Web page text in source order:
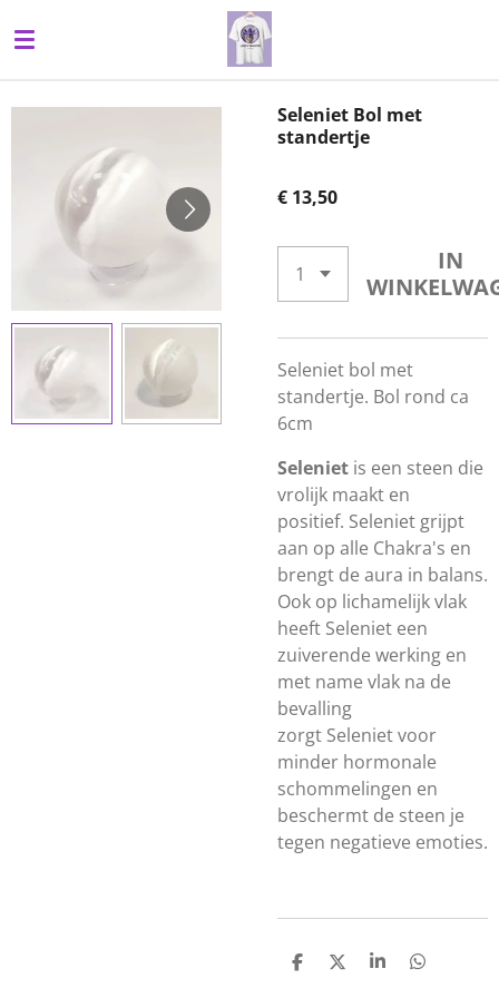
direct
de
Seleniet Bol met
standertje
€ 13,50
IN
Seleniet bol met
standertje. Bol rond ca
6cm
Seleniet is een steen die
vrolijk maakt en
positief. Seleniet grijpt
aan op alle Chakra's en
brengt de aura in balans.
Ook op lichamelijk vlak
heeft Seleniet een
zuiverende werking en
met name vlak na de
bevalling
zorgt Selenietvoor
minder hormonale
schommelingen en
beschermt de steen je
tegen negatieve emoties.
D
D
S
D